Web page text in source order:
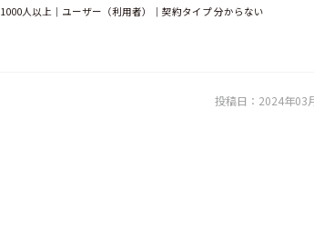
人以上｜ユーザー（利用者）｜契約タイプ 分からない
投稿日： 2024年03